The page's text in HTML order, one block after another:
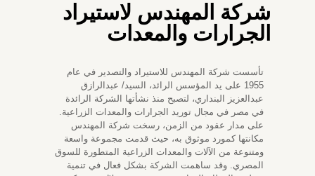
شركة المهندس لاستيراد
الجرارات والمعدات
تأسست شركة المهندس للاستيراد والتصدير في عام
1955 على يد المؤسس الرائد، السيد/ عبدالرازق
عبدالعزيز البنداري، لتصبح منذ نشأتها الشركة الرائدة
في مصر في مجال توريد الجرارات والمعدات الزراعية.
على مدار عقود من الزمن، رسخت شركة المهندس
مكانتها كمورد موثوق به، حيث قدمت مجموعة واسعة
ومتنوعة من الآلات والمعدات الزراعية المتطورة للسوق
المصري. وقد ساهمت الشركة بشكل فعال في تنمية